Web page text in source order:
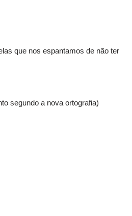
que nos espantamos de não ter
segundo a nova ortografia)